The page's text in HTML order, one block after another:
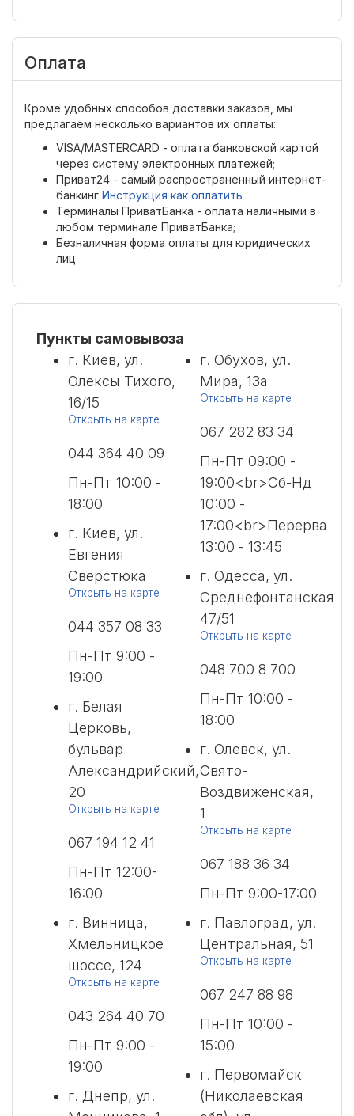
Оплата
Кроме удобных способов доставки заказов, мы
предлагаем несколько вариантов их оплаты:
VISA/MASTERCARD - оплата банковской картой
через систему электронных платежей;
Приват24 - самый распространенный интернет-
банкинг Инструкция как оплатить
Терминалы ПриватБанка - оплата наличными в
любом терминале ПриватБанка;
Безналичная форма оплаты для юридических
лиц
Пункты самовывоза
г. Киев, ул.
Олексы Тихого,
16/15
Открыть на карте
044 364 40 09
Пн-Пт 10:00 -
18:00
г. Киев, ул.
Евгения
Сверстюка
Открыть на карте
044 357 08 33
Пн-Пт 9:00 -
19:00
г. Белая
Церковь,
бульвар
Александрийский,
20
Открыть на карте
067 194 12 41
Пн-Пт 12:00-
16:00
г. Винница,
Хмельницкое
шоссе, 124
Открыть на карте
043 264 40 70
Пн-Пт 9:00 -
19:00
г. Днепр, ул.
г. Обухов, ул.
Мира, 13а
Открыть на карте
067 282 83 34
Пн-Пт 09:00 -
19:00<br>Сб-Нд
10:00 -
17:00<br>Перерва
13:00 - 13:45
г. Одесса, ул.
Среднефонтанская
47/51
Открыть на карте
048 700 8 700
Пн-Пт 10:00 -
18:00
г. Олевск, ул.
Свято-
Воздвиженская,
1
Открыть на карте
067 188 36 34
Пн-Пт 9:00-17:00
г. Павлоград, ул.
Центральная, 51
Открыть на карте
067 247 88 98
Пн-Пт 10:00 -
15:00
г. Первомайск
(Николаевская